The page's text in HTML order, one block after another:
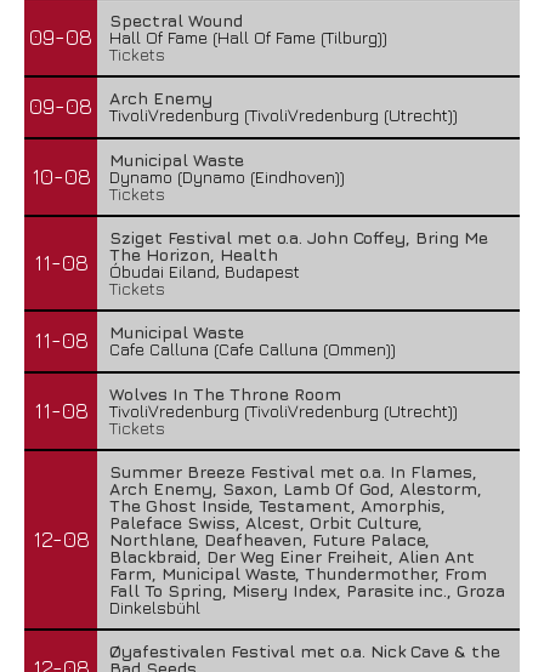
09-08
Spectral Wound
Hall Of Fame (Hall Of Fame (Tilburg))
Tickets
09-08
Arch Enemy
TivoliVredenburg (TivoliVredenburg (Utrecht))
10-08
Municipal Waste
Dynamo (Dynamo (Eindhoven))
Tickets
11-08
Sziget Festival met o.a. John Coffey, Bring Me
The Horizon, Health
Óbudai Eiland, Budapest
Tickets
11-08
Municipal Waste
Cafe Calluna (Cafe Calluna (Ommen))
11-08
Wolves In The Throne Room
TivoliVredenburg (TivoliVredenburg (Utrecht))
Tickets
12-08
Summer Breeze Festival met o.a. In Flames,
Arch Enemy, Saxon, Lamb Of God, Alestorm,
The Ghost Inside, Testament, Amorphis,
Paleface Swiss, Alcest, Orbit Culture,
Northlane, Deafheaven, Future Palace,
Blackbraid, Der Weg Einer Freiheit, Alien Ant
Farm, Municipal Waste, Thundermother, From
Fall To Spring, Misery Index, Parasite inc., Groza
Dinkelsbühl
Øyafestivalen Festival met o.a. Nick Cave & the
Bad Seeds